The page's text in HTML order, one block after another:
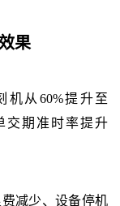
果
机从60%提升至
交期准时率提升
减少、设备停机